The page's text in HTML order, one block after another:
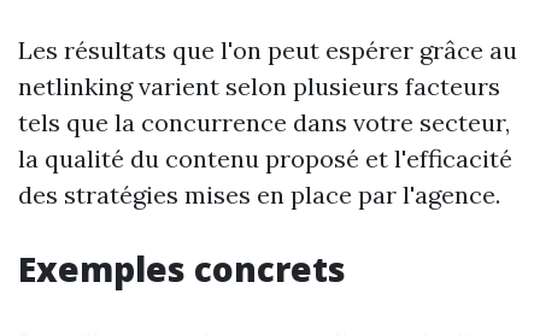
Les résultats que l'on peut espérer grâce au
netlinking varient selon plusieurs facteurs
tels que la concurrence dans votre secteur,
la qualité du contenu proposé et l'efficacité
des stratégies mises en place par l'agence.
Exemples concrets